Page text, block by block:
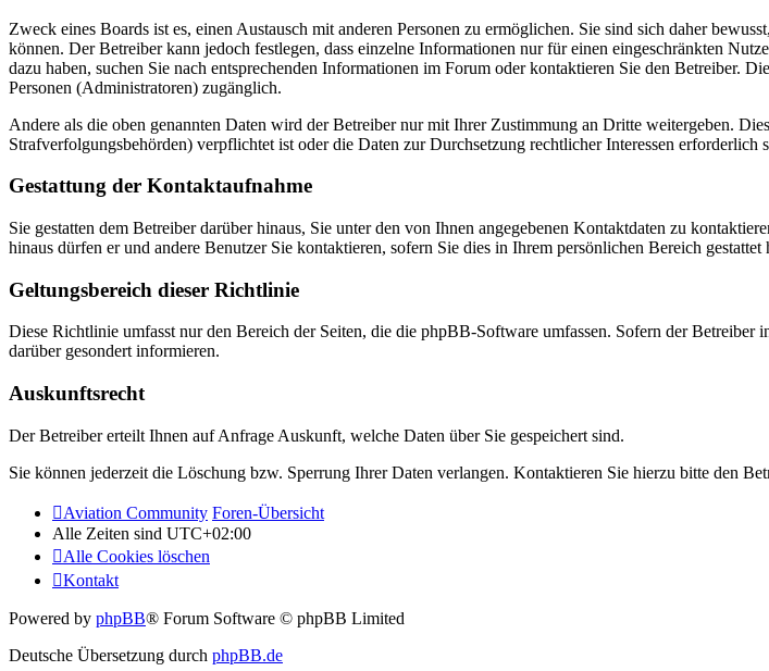
Zweck eines Boards ist es, einen Austausch mit anderen Personen zu ermöglichen. Sie sind sich daher
können. Der Betreiber kann jedoch festlegen, dass einzelne Informationen nur für einen eingeschränkten
dazu haben, suchen Sie nach entsprechenden Informationen im Forum oder kontaktieren Sie den Betreiber.
Personen (Administratoren) zugänglich.
Andere als die oben genannten Daten wird der Betreiber nur mit Ihrer Zustimmung an Dritte weitergeben.
Strafverfolgungsbehörden) verpflichtet ist oder die Daten zur Durchsetzung rechtlicher Interessen erforderlich
Gestattung der Kontaktaufnahme
Sie gestatten dem Betreiber darüber hinaus, Sie unter den von Ihnen angegebenen Kontaktdaten zu
hinaus dürfen er und andere Benutzer Sie kontaktieren, sofern Sie dies in Ihrem persönlichen Bereich gestattet
Geltungsbereich dieser Richtlinie
Diese Richtlinie umfasst nur den Bereich der Seiten, die die phpBB-Software umfassen. Sofern der
darüber gesondert informieren.
Auskunftsrecht
Der Betreiber erteilt Ihnen auf Anfrage Auskunft, welche Daten über Sie gespeichert sind.
Sie können jederzeit die Löschung bzw. Sperrung Ihrer Daten verlangen. Kontaktieren Sie hierzu bitte den
Aviation Community Foren-Übersicht
Alle Zeiten sind UTC+02:00
Alle Cookies löschen
Kontakt
Powered by phpBB® Forum Software © phpBB Limited
Deutsche Übersetzung durch phpBB.de